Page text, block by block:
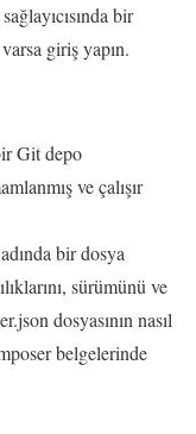
bir
giriş yapın.
Git depo
ve çalışır
bir dosya
sürümünü ve
dosyasının nasıl
belgelerinde